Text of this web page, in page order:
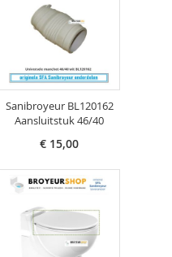
Sanibroyeur BL120162
Aansluitstuk 46/40
€ 15,00